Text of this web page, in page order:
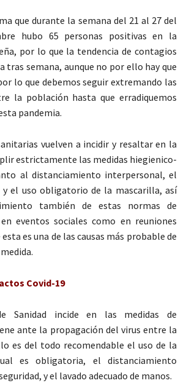
que durante la semana del 21 al 27 del
hubo 65 personas positivas en la
por lo que la tendencia de contagios
tras semana, aunque no por ello hay que
lo que debemos seguir extremando las
la población hasta que erradiquemos
pandemia.
vuelven a incidir y resaltar en la
estrictamente las medidas hiegienico-
al distanciamiento interpersonal, el
y el uso obligatorio de la mascarilla, así
también de estas normas de
eventos sociales como en reuniones
es una de las causas más probable de
Covid-19
Sanidad incide en las medidas de
ante la propagación del virus entre la
es del todo recomendable el uso de la
es obligatoria, el distanciamiento
y el lavado adecuado de manos.